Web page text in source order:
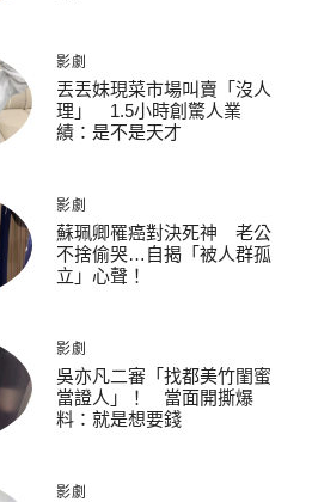
影劇
丟丟妹現菜市場叫賣「沒人
理」 1.5小時創驚人業
績：是不是天才
影劇
蘇珮卿罹癌對決死神 老公
不捨偷哭…自揭「被人群孤
立」心聲！
影劇
吳亦凡二審「找都美竹閨蜜
當證人」！ 當面開撕爆
料：就是想要錢
影劇